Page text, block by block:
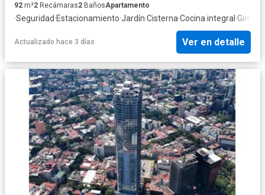
92 m²2 Recámaras2 BañosApartamento
·Seguridad·Estacionamiento·Jardín·Cisterna·Cocina integral·
Actualizado hace 3 días Ver en detalle